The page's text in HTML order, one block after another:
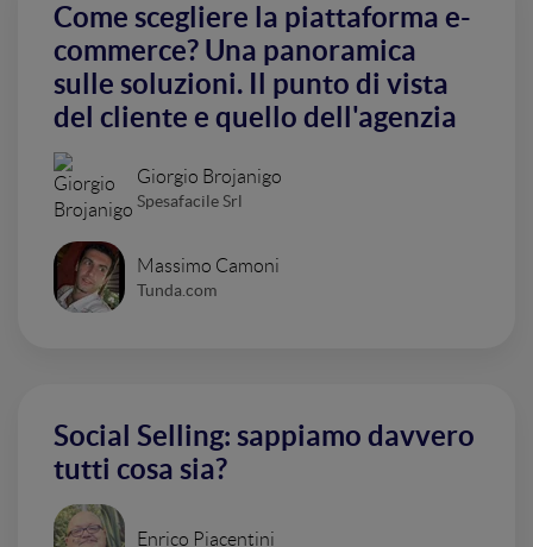
Come scegliere la piattaforma e-
commerce? Una panoramica
sulle soluzioni. Il punto di vista
del cliente e quello dell'agenzia
Giorgio Brojanigo
Spesafacile Srl
Massimo Camoni
Tunda.com
Social Selling: sappiamo davvero
tutti cosa sia?
Enrico Piacentini